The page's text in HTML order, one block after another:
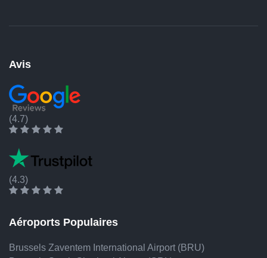
Avis
(4.7)
(4.3)
Aéroports Populaires
Brussels Zaventem International Airport (BRU)